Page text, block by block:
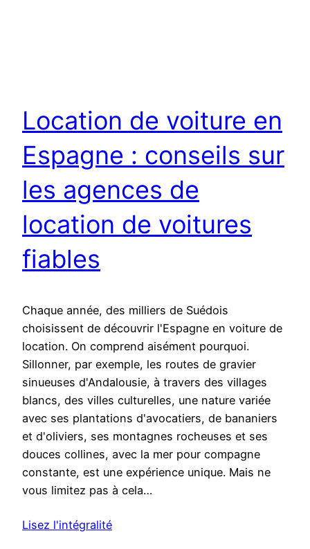
Location de voiture en
Espagne : conseils sur
les agences de
location de voitures
fiables
Chaque année, des milliers de Suédois
choisissent de découvrir l'Espagne en voiture de
location. On comprend aisément pourquoi.
Sillonner, par exemple, les routes de gravier
sinueuses d'Andalousie, à travers des villages
blancs, des villes culturelles, une nature variée
avec ses plantations d'avocatiers, de bananiers
et d'oliviers, ses montagnes rocheuses et ses
douces collines, avec la mer pour compagne
constante, est une expérience unique. Mais ne
vous limitez pas à cela…
Lisez l'intégralité